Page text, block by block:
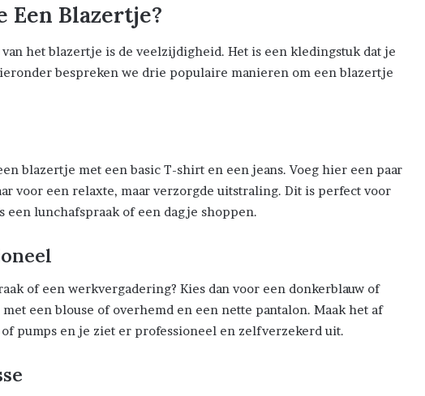
Een Blazertje?
het blazertje is de veelzijdigheid. Het is een kledingstuk dat je
bespreken we drie populaire manieren om een blazertje
blazertje met een basic T-shirt en een jeans. Voeg hier een paar
voor een relaxte, maar verzorgde uitstraling. Dit is perfect voor
een lunchafspraak of een dagje shoppen.
of een werkvergadering? Kies dan voor een donkerblauw of
een blouse of overhemd en een nette pantalon. Maak het af
pumps en je ziet er professioneel en zelfverzekerd uit.